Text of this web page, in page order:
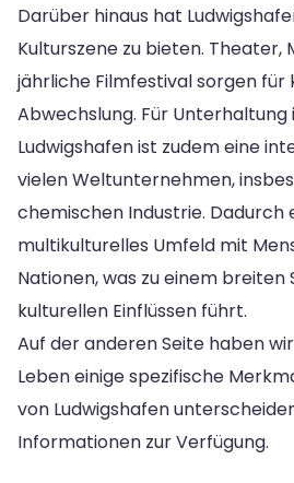
Darüber hinaus hat
Kulturszene zu bieten. Theater,
jährliche Filmfestival sorgen für
Abwechslung. Für Unterhaltung
Ludwigshafen ist zudem eine
vielen Weltunternehmen,
chemischen Industrie. Dadurch
multikulturelles Umfeld mit
Nationen, was zu einem breiten
kulturellen Einflüssen führt.
Auf der anderen Seite haben
Leben einige spezifische
von Ludwigshafen
Informationen zur Verfügung.